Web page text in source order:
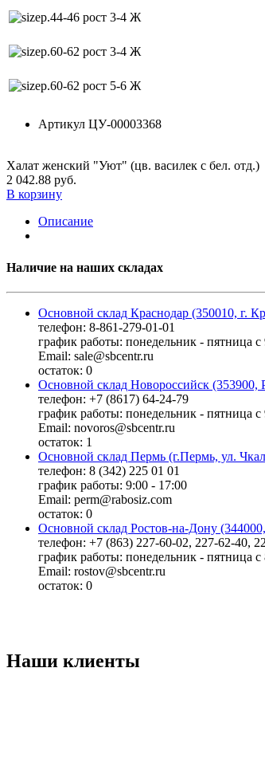
р.44-46 рост 3-4 Ж
р.60-62 рост 3-4 Ж
р.60-62 рост 5-6 Ж
Артикул ЦУ-00003368
Халат женский "Уют" (цв. василек с бел. отд.)
2 042.88 руб.
В корзину
Описание
Наличие на наших складах
Основной склад Краснодар (350010, г.
телефон: 8-861-279-01-01
график работы: понедельник - пятница с
Email: sale@sbcentr.ru
остаток: 0
Основной склад Новороссийск (353900,
телефон: +7 (8617) 64-24-79
график работы: понедельник - пятница с
Email: novoros@sbcentr.ru
остаток: 1
Основной склад Пермь (г.Пермь, ул.
телефон: 8 (342) 225 01 01
график работы: 9:00 - 17:00
Email: perm@rabosiz.com
остаток: 0
Основной склад Ростов-на-Дону
телефон: +7 (863) 227-60-02, 227-62-40,
график работы: понедельник - пятница с
Email: rostov@sbcentr.ru
остаток: 0
Наши клиенты